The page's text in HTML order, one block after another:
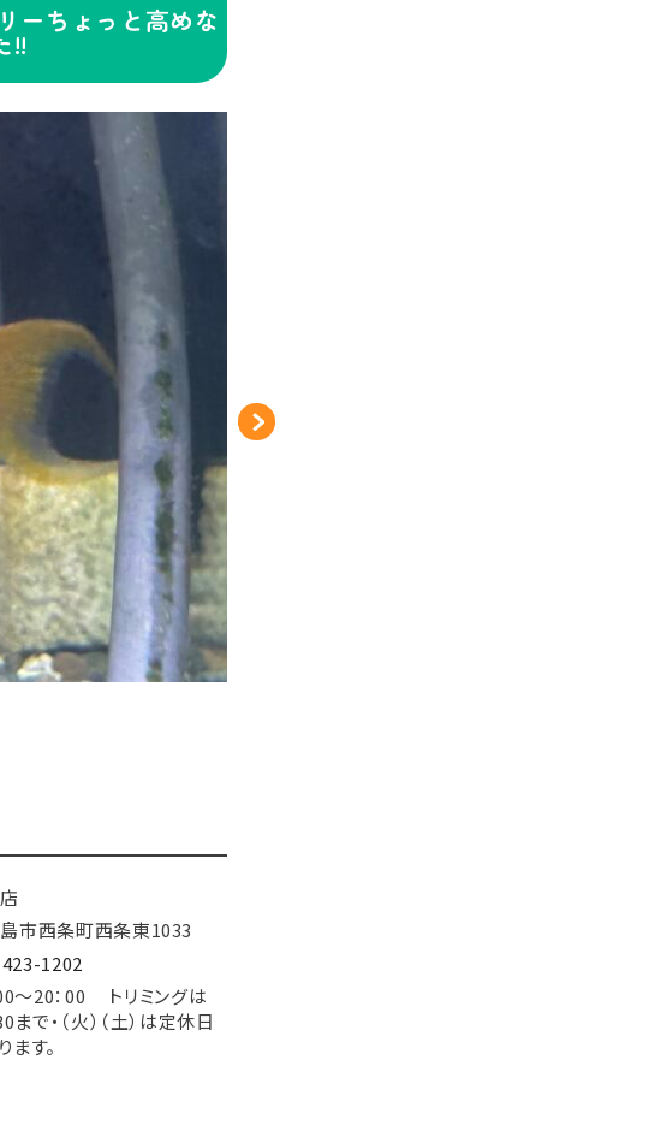
ーちょっと高めな
!!
市西条町西条東1033
1202
～20：00 トリミングは
まで・（火）（土）は定休日
ます。